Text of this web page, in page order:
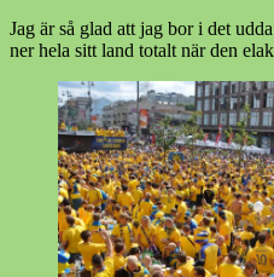
Jag är så glad att jag bor i det
ner hela sitt land totalt när den